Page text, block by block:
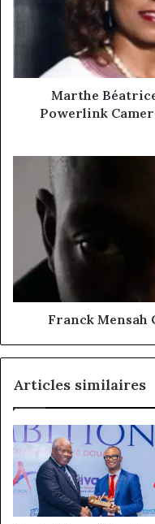
&
Cameroun,
quand
compétence
Marthe
Powerlink
Mensah
Gampson,
Franck Mensah
Articles similaires